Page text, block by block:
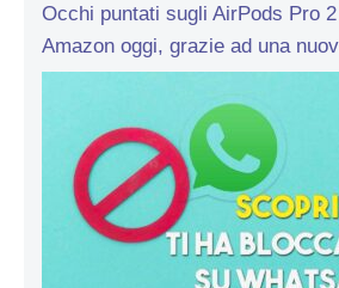
Occhi puntati sugli AirPods Pro
Amazon oggi, grazie ad una